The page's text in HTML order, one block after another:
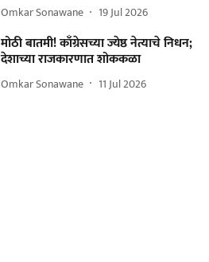
Omkar Sonawane 19 Jul 2026
मोठी बातमी! काँग्रेसच्या ज्येष्ठ नेत्याचे निधन;
देशाच्या राजकारणात शोककळा
Omkar Sonawane 11 Jul 2026